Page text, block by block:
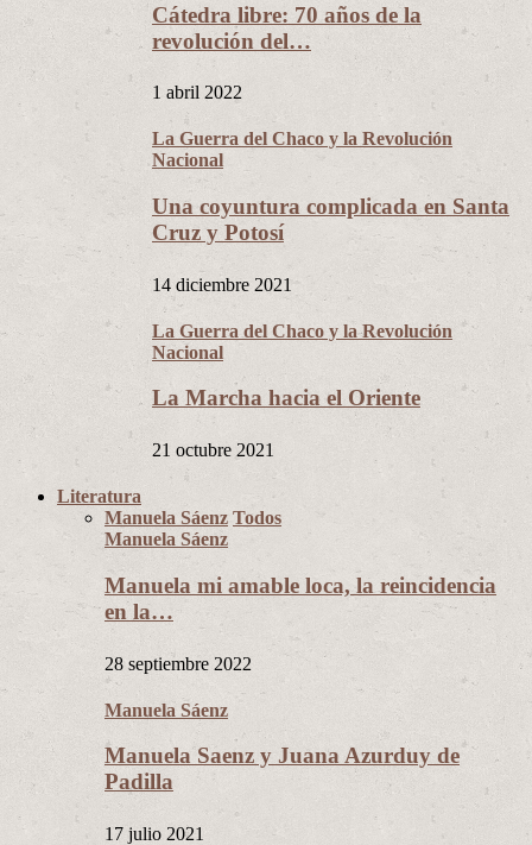
Cátedra libre: 70 años de la
revolución del…
1 abril 2022
La Guerra del Chaco y la Revolución
Nacional
Una coyuntura complicada en Santa
Cruz y Potosí
14 diciembre 2021
La Guerra del Chaco y la Revolución
Nacional
La Marcha hacia el Oriente
21 octubre 2021
Literatura
Manuela Sáenz Todos
Manuela Sáenz
Manuela mi amable loca, la reincidencia
en la…
28 septiembre 2022
Manuela Sáenz
Manuela Saenz y Juana Azurduy de
Padilla
17 julio 2021